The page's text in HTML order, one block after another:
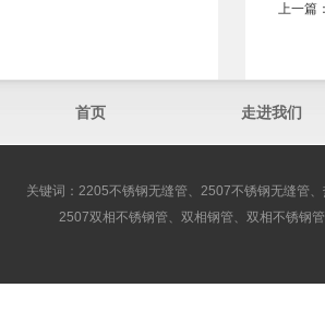
上一篇：
首页 走进我们
关键词：2205不锈钢无缝管、2507不锈钢无缝管
2507双相不锈钢管、双相钢管、双相不锈钢